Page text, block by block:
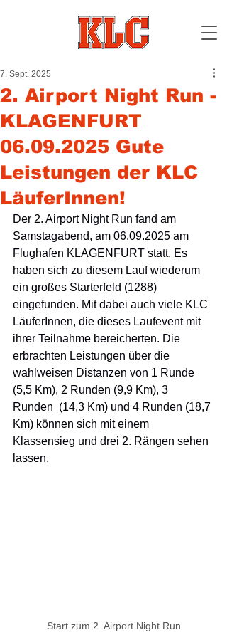
2. Airport Night Run -
KLAGENFURT
06.09.2025 Gute
Leistungen der KLC
LäuferInnen!
7. Sept. 2025
Der 2. Airport Night Run fand am
Samstagabend, am 06.09.2025 am
Flughafen KLAGENFURT statt. Es
haben sich zu diesem Lauf wiederum
ein großes Starterfeld (1288)
eingefunden. Mit dabei auch viele KLC
LäuferInnen, die dieses Laufevent mit
ihrer Teilnahme bereicherten. Die
erbrachten Leistungen über die
wahlweisen Distanzen von 1 Runde
(5,5 Km), 2 Runden (9,9 Km), 3
Runden  (14,3 Km) und 4 Runden (18,7
Km) können sich mit einem
Klassensieg und drei 2. Rängen sehen
lassen.
Start zum 2. Airport Night Run